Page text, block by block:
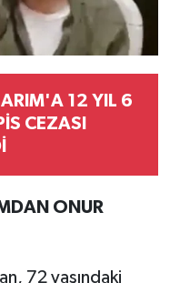
12 YIL 6
CEZASI
ONUR
72 yaşındaki